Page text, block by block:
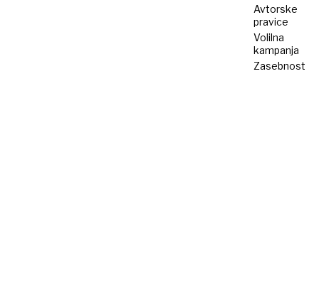
Avtorske
pravice
Volilna
kampanja
Zasebnost